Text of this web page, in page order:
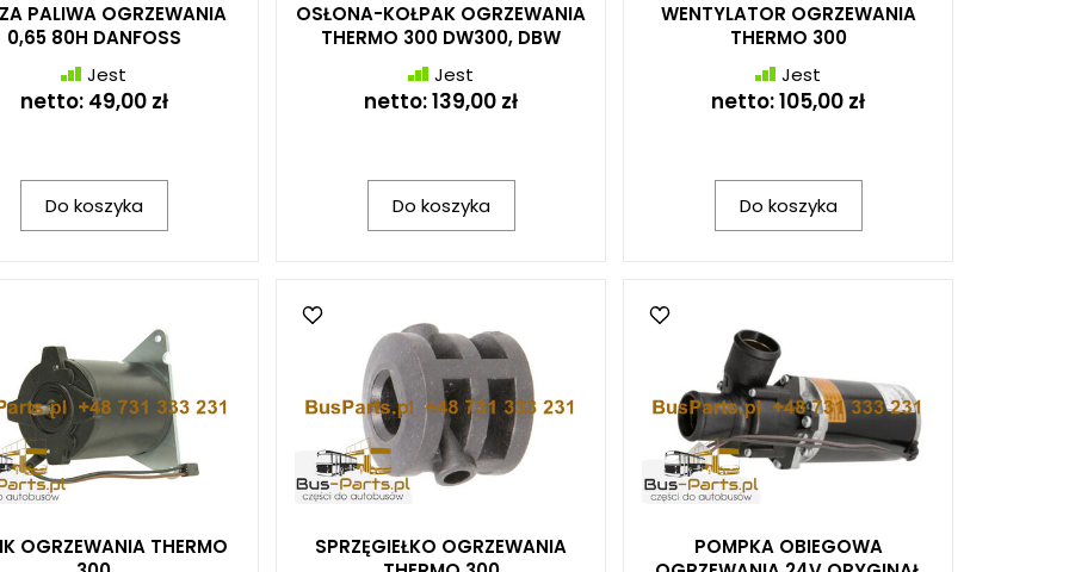
PALIWA OGRZEWANIA
0,65 80H DANFOSS
Jest
netto: 49,00 zł
Do koszyka
OSŁONA-KOŁPAK OGRZEWANIA
THERMO 300 DW300, DBW
Jest
netto:139,00 zł
Do koszyka
WENTYLATOR OGRZEWANIA
THERMO 300
Jest
netto:105,00 zł
Do koszyka
OGRZEWANIA THERMO
SPRZĘGIEŁKO OGRZEWANIA
POMPKA OBIEGOWA